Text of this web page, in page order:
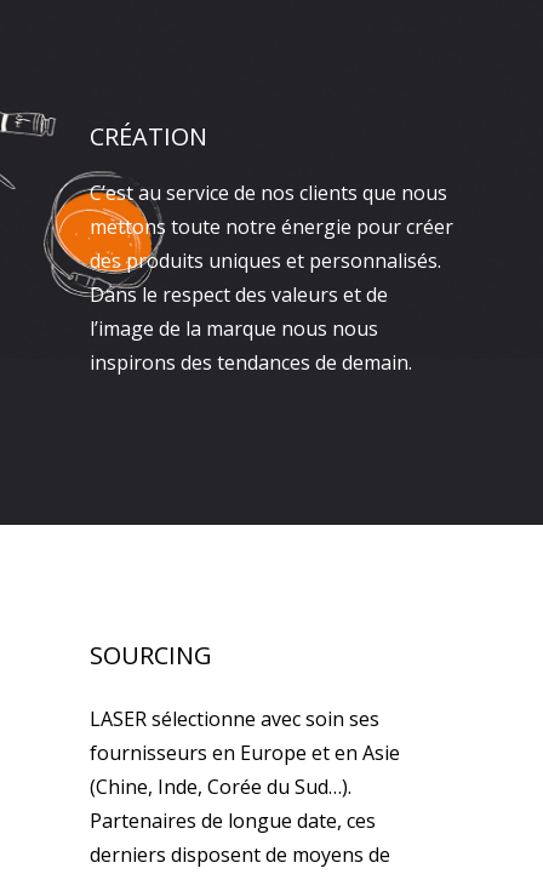
CRÉATION
C’est au service de nos clients que nous
mettons toute notre énergie pour créer
des produits uniques et personnalisés.
Dans le respect des valeurs et de
l’image de la marque nous nous
inspirons des tendances de demain.
SOURCING
LASER sélectionne avec soin ses
fournisseurs en Europe et en Asie
(Chine, Inde, Corée du Sud…).
Partenaires de longue date, ces
derniers disposent de moyens de